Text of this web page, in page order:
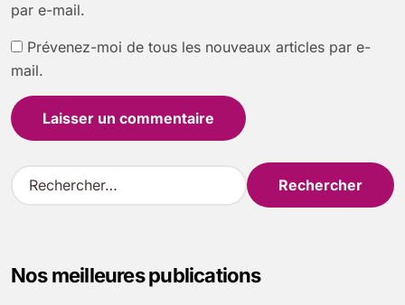
par e-mail.
Prévenez-moi de tous les nouveaux articles par e-
mail.
R
e
rNos meilleures publications